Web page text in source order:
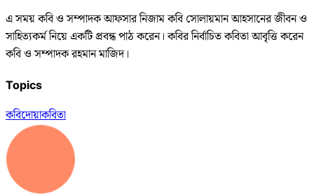
এ সময় কবি ও সম্পাদক আফসার নিজাম কবি সোলায়মান আহসানের জীবন ও
সাহিত্যকর্ম নিয়ে একটি প্রবন্ধ পাঠ করেন। কবির নির্বাচিত কবিতা আবৃত্তি করেন
কবি ও সম্পাদক রহমান মাজিদ।
Topics
কবিদোয়াকবিতা